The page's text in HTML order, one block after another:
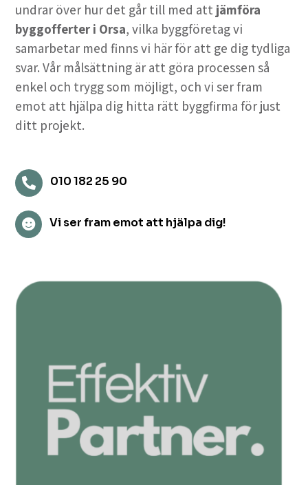
undrar över hur det går till med att jämföra
byggofferter i Orsa, vilka byggföretag vi
samarbetar med finns vi här för att ge dig tydliga
svar. Vår målsättning är att göra processen så
enkel och trygg som möjligt, och vi ser fram
emot att hjälpa dig hitta rätt byggfirma för just
ditt projekt.
 010 182 25 90
 Vi ser fram emot att hjälpa dig!